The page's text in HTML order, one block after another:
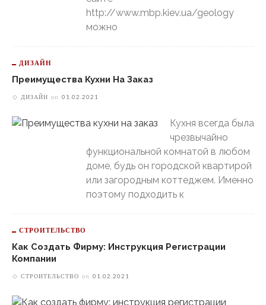
http://www.mbp.kiev.ua/geology
можно
ДИЗАЙН
Преимущества Кухни На Заказ
ДИЗАЙН on 01.02.2021
Кухня всегда была
чрезвычайно
функциональной комнатой в любом
доме, будь он городской квартирой
или загородным коттеджем. Именно
поэтому подходить к
СТРОИТЕЛЬСТВО
Как Создать Фирму: Инструкция Регистрации
Компании
СТРОИТЕЛЬСТВО on 01.02.2021